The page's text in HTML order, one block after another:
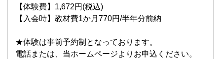
【体験費】1,672円(税込)
【入会時】教材費1か月770円/半年分前納
★体験は事前予約制となっております。
電話または、当ホームページよりお申込ください。